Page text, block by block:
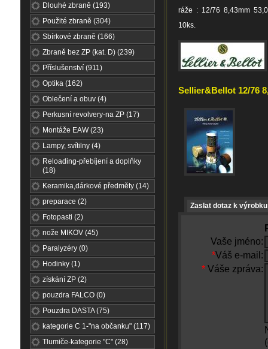
Dlouhé zbraně (193)
Použité zbraně (304)
Sbírkové zbraně (166)
Zbraně bez ZP (kat. D) (239)
Příslušenství (911)
Optika (162)
Oblečení a obuv (4)
Perkusní revolvery-na ZP (17)
Montáže EAW (23)
Lampy, svítilny (4)
Reloading-přebíjení a doplňky
(18)
Keramika,dárkové předměty (14)
preparace (2)
Fotopasti (2)
nože MIKOV (45)
Paralyzéry (0)
Hodinky (1)
získání ZP (2)
pouzdra FALCO (0)
Pouzdra DASTA (75)
kategorie C 1-"na občanku" (117)
Tlumiče-kategorie "C" (28)
ráže : 12/76 8,43mm
10ks.
Sellier&Bellot 12/76
Zaslat dotaz k výrobku
Vaše jméno:
*Váš e-mail:
* Váše zpráva: